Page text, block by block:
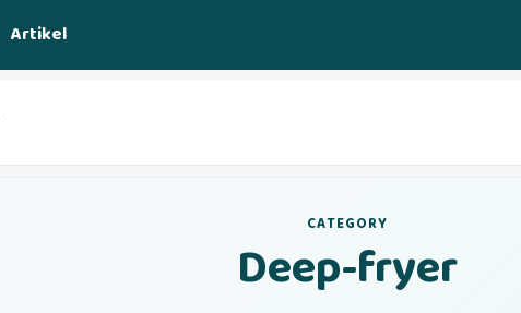
Artikel
CATEGORY
Deep-fryer